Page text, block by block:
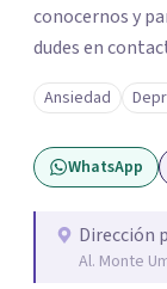
conocernos y
dudes en
Ansiedad
WhatsApp
Dirección
Al. Monte